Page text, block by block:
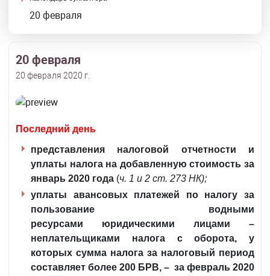
20 февраля
20 февраля
20 февраля 2020 г.
Последний день
представления налоговой отчетности и
уплаты налога на добавленную стоимость за
январь 2020 года (ч. 1 и 2 ст. 273 НК);
уплаты авансовых платежей по налогу за
пользование водными
ресурсами
юридическими лицами –
неплательщиками налога с оборота, у
которых сумма налога за налоговый период
составляет более 200 БРВ, – за февраль 2020